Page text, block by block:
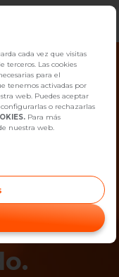
está
el
estás
cada vez que visitas
terceros. Las cookies
para el
tenemos activadas por
web. Puedes aceptar
o rechazarlas
Para más
nuestra web.